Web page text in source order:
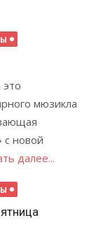
мюзикла
новой
далее...